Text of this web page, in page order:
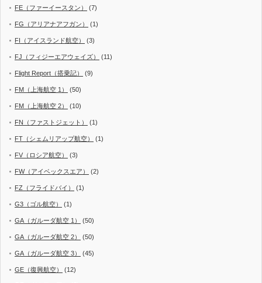
FE（ファーイースタン） (7)
FG（アリアナアフガン） (1)
FI（アイスランド航空） (3)
FJ（フィジーエアウェイズ） (11)
Flight Report（搭乗記） (9)
FM（上海航空 1） (50)
FM（上海航空 2） (10)
FN（ファストジェット） (1)
FT（シェムリアップ航空） (1)
FV（ロシア航空） (3)
FW（アイベックスエア） (2)
FZ（フライドバイ） (1)
G3（ゴル航空） (1)
GA（ガルーダ航空 1） (50)
GA（ガルーダ航空 2） (50)
GA（ガルーダ航空 3） (45)
GE（復興航空） (12)